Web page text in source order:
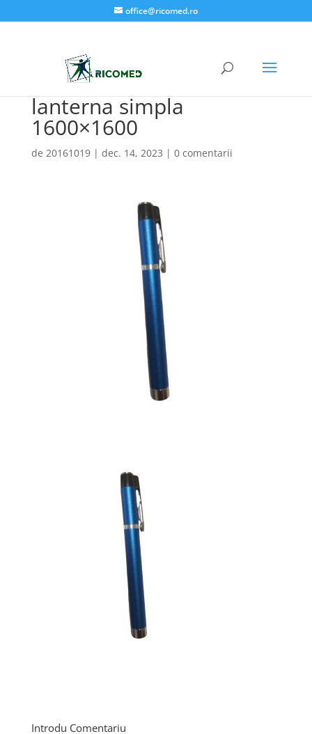
office@ricomed.ro
lanterna simpla
1600×1600
de 20161019| dec. 14, 2023 | 0 comentarii
Introdu Comentariu